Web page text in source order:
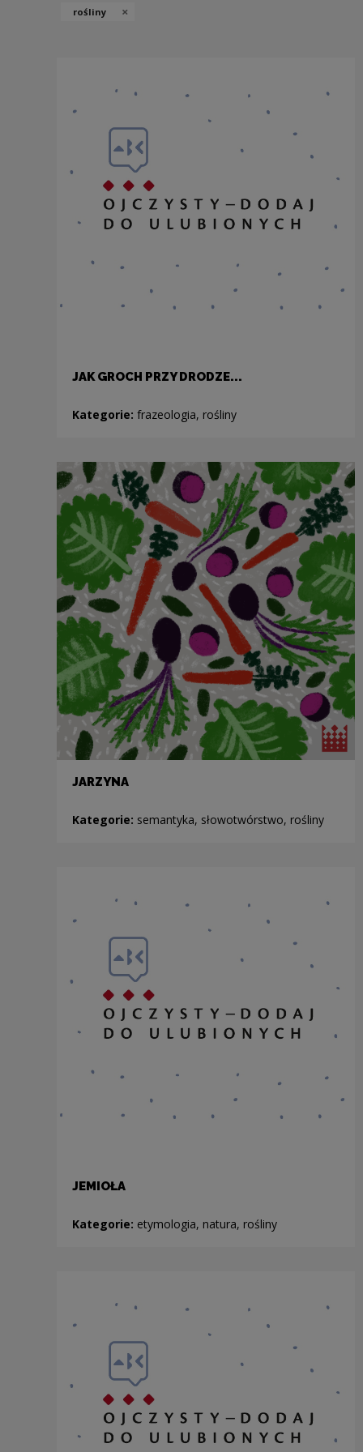
rośliny ×
JAK GROCH PRZY DRODZE...
Kategorie: frazeologia, rośliny
JARZYNA
Kategorie: semantyka, słowotwórstwo, rośliny
JEMIOŁA
Kategorie: etymologia, natura, rośliny